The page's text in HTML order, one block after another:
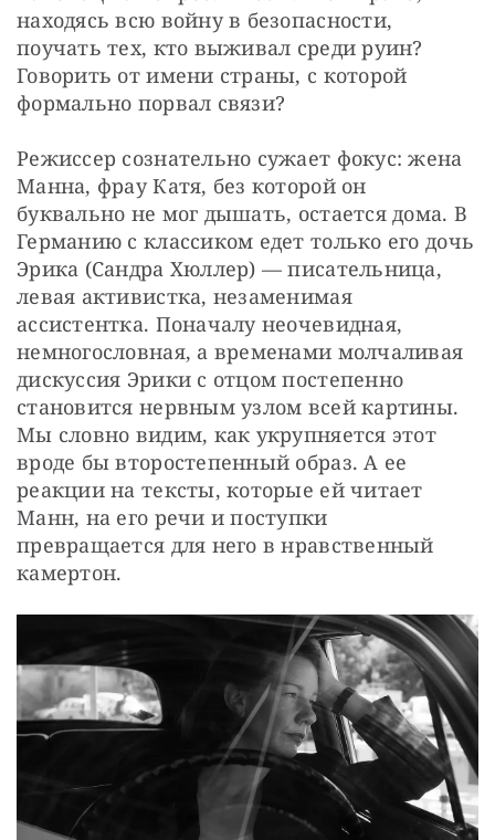
находясь всю войну в безопасности,
поучать тех, кто выживал среди руин?
Говорить от имени страны, с которой
формально порвал связи?
Режиссер сознательно сужает фокус: жена
Манна, фрау Катя, без которой он
буквально не мог дышать, остается дома. В
Германию с классиком едет только его дочь
Эрика (Сандра Хюллер) — писательница,
левая активистка, незаменимая
ассистентка. Поначалу неочевидная,
немногословная, а временами молчаливая
дискуссия Эрики с отцом постепенно
становится нервным узлом всей картины.
Мы словно видим, как укрупняется этот
вроде бы второстепенный образ. А ее
реакции на тексты, которые ей читает
Манн, на его речи и поступки
превращается для него в нравственный
камертон.